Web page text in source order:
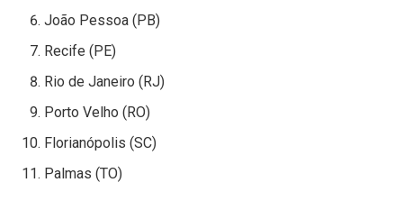
João Pessoa (PB)
Recife (PE)
Rio de Janeiro (RJ)
Porto Velho (RO)
Florianópolis (SC)
Palmas (TO)